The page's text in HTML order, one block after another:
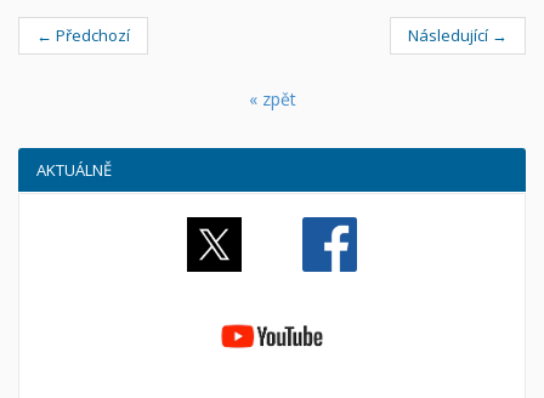
← Předchozí Následující →
« zpět
AKTUÁLNĚ